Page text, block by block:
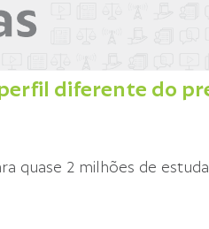
diferente do
quase 2 milhões de